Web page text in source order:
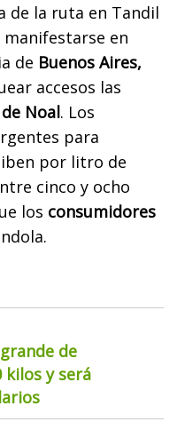
de la ruta en Tandil
manifestarse en
de Buenos Aires,
accesos las
Noal. Los
para
por litro de
cinco y ocho
los consumidores
de
kilos y será